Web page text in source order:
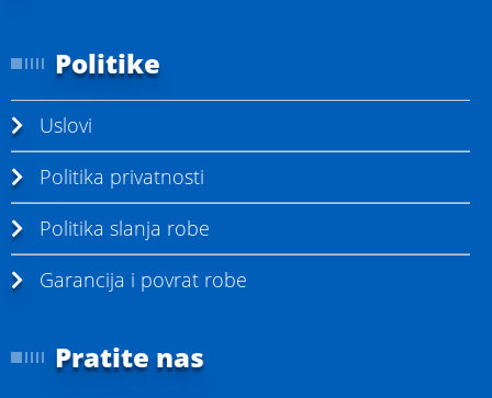
Politike
Uslovi
Politika privatnosti
Politika slanja robe
Garancija i povrat robe
Pratite nas